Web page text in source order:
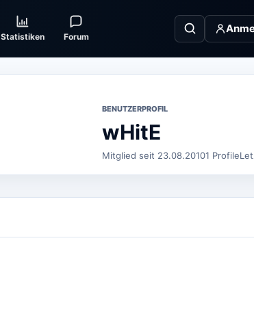
Statistiken Forum
BENUTZERPROFIL
wHitE
Mitglied seit 23.08.20101 Profile